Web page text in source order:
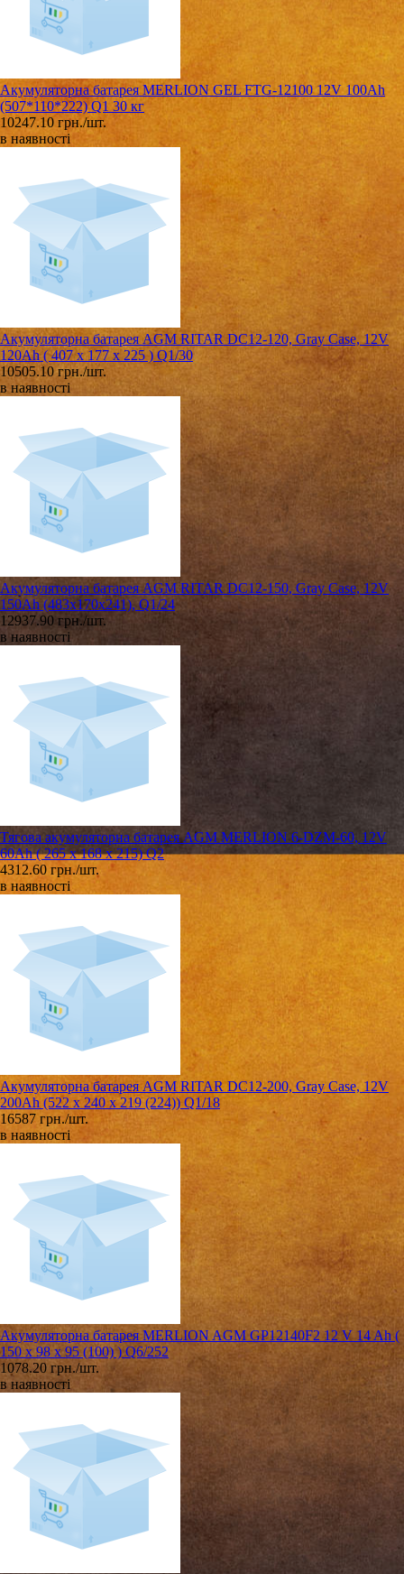
Акумуляторна батарея MERLION GEL FTG-12100 12V 100Ah
(507*110*222) Q1 30 кг
10247.10 грн./шт.
в наявності
Акумуляторна батарея AGM RITAR DC12-120, Gray Case, 12V
120Ah ( 407 x 177 x 225 ) Q1/30
10505.10 грн./шт.
в наявності
Акумуляторна батарея AGM RITAR DC12-150, Gray Case, 12V
150Ah (483х170х241), Q1/24
12937.90 грн./шт.
в наявності
Тягова акумуляторна батарея AGM MERLION 6-DZM-60, 12V
60Ah ( 265 x 168 x 215) Q2
4312.60 грн./шт.
в наявності
Акумуляторна батарея AGM RITAR DC12-200, Gray Case, 12V
200Ah (522 х 240 х 219 (224)) Q1/18
16587 грн./шт.
в наявності
Акумуляторна батарея MERLION AGM GP12140F2 12 V 14 Ah (
150 x 98 x 95 (100) ) Q6/252
1078.20 грн./шт.
в наявності